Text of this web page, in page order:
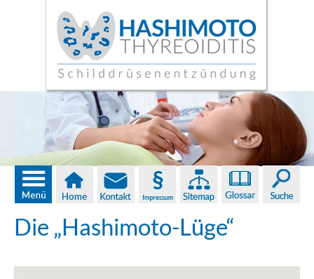
Die „Hashimoto-Lüge“